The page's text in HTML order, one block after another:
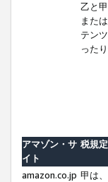
乙と
また
テン
った
アマゾン・サ
イト
税規定
amazon.co.jp 甲は